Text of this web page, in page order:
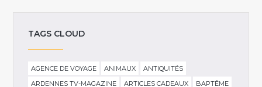
TAGS CLOUD
AGENCE DE VOYAGE ANIMAUX
ANTIQUITÉS
ARDENNES TV-MAGAZINE
ARTICLES CADEAUX
BAPTÊME